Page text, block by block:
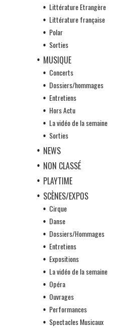
Littérature Etrangère
Littérature française
Polar
Sorties
MUSIQUE
Concerts
Dossiers/hommages
Entretiens
Hors Actu
La vidéo de la semaine
Sorties
NEWS
NON CLASSÉ
PLAYTIME
SCÈNES/EXPOS
Cirque
Danse
Dossiers/Hommages
Entretiens
Expositions
La vidéo de la semaine
Opéra
Ouvrages
Performances
Spectacles Musicaux